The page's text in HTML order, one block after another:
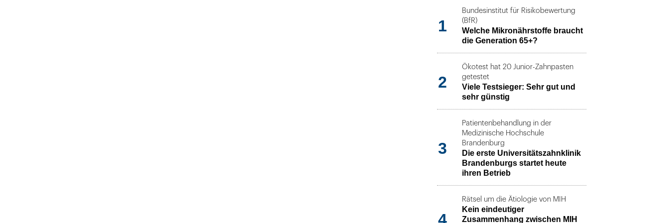
1
Bundesinstitut für Risikobewertung
(BfR)
Welche Mikronährstoffe braucht
die Generation 65+?
2
Ökotest hat 20 Junior-Zahnpasten
getestet
Viele Testsieger: Sehr gut und
sehr günstig
3
Patientenbehandlung in der
Medizinische Hochschule
Brandenburg
Die erste Universitätszahnklinik
Brandenburgs startet heute
ihren Betrieb
4
Rätsel um die Ätiologie von MIH
Kein eindeutiger
Zusammenhang zwischen MIH